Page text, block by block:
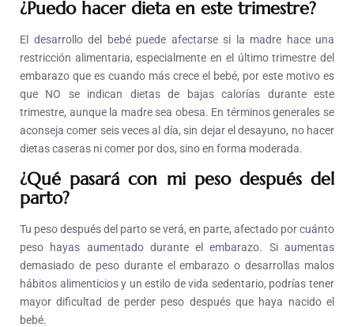
¿Puedo hacer dieta en este trimestre?
El desarrollo del bebé puede afectarse si la madre hace una
restricción alimentaria, especialmente en el último trimestre del
embarazo que es cuando más crece el bebé, por este motivo es
que NO se indican dietas de bajas calorías durante este
trimestre, aunque la madre sea obesa. En términos generales se
aconseja comer seis veces al día, sin dejar el desayuno, no hacer
dietas caseras ni comer por dos, sino en forma moderada.
¿Qué pasará con mi peso después del
parto?
Tu peso después del parto se verá, en parte, afectado por cuánto
peso hayas aumentado durante el embarazo. Si aumentas
demasiado de peso durante el embarazo o desarrollas malos
hábitos alimenticios y un estilo de vida sedentario, podrías tener
mayor dificultad de perder peso después que haya nacido el
bebé.